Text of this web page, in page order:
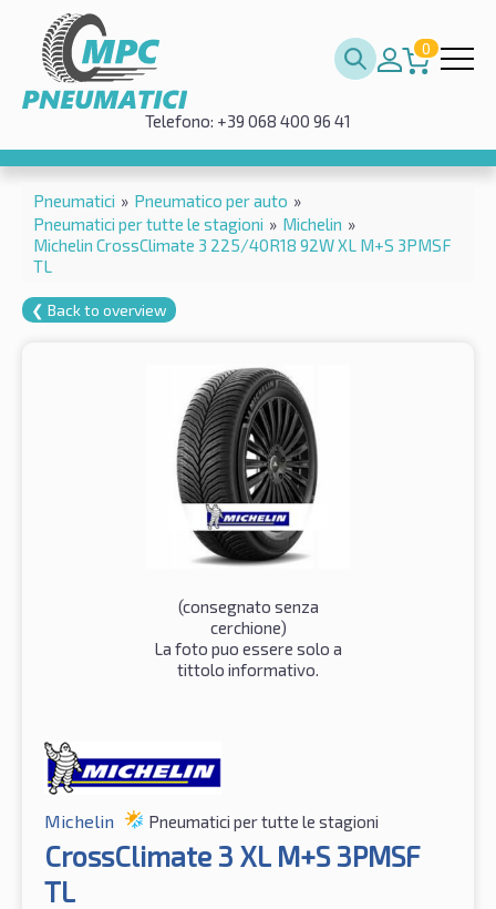
0
Telefono: +39 068 400 96 41
Pneumatici » Pneumatico per auto »
Pneumatici per tutte le stagioni » Michelin »
Michelin CrossClimate 3 225/40R18 92W XL M+S 3PMSF
TL
❮ Back to overview
(consegnato senza
cerchione)
La foto puo essere solo a
tittolo informativo.
Michelin Pneumatici per tutte le stagioni
CrossClimate 3 XL M+S 3PMSF
TL